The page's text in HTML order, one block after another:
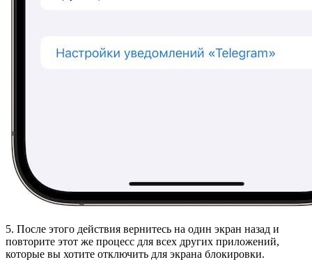
5. После этого действия вернитесь на один экран назад и
повторите этот же процесс для всех других приложений,
которые вы хотите отключить для экрана блокировки.